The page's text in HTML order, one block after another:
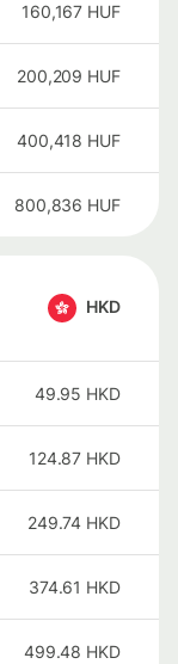
160,167 HUF
200,209 HUF
400,418 HUF
800,836 HUF
HKD
49.95 HKD
124.87 HKD
249.74 HKD
374.61 HKD
499.48 HKD